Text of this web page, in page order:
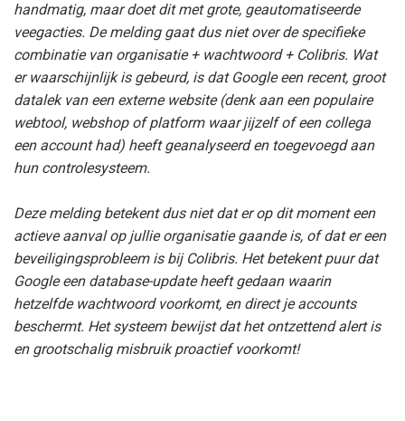
handmatig, maar doet dit met grote, geautomatiseerde
veegacties. De melding gaat dus niet over de specifieke
combinatie van organisatie + wachtwoord + Colibris. Wat
er waarschijnlijk is gebeurd, is dat Google een recent, groot
datalek van een externe website (denk aan een populaire
webtool, webshop of platform waar jijzelf of een collega
een account had) heeft geanalyseerd en toegevoegd aan
hun controlesysteem.
Deze melding betekent dus niet dat er op dit moment een
actieve aanval op jullie organisatie gaande is, of dat er een
beveiligingsprobleem is bij Colibris. Het betekent puur dat
Google een database-update heeft gedaan waarin
hetzelfde wachtwoord voorkomt, en direct je accounts
beschermt. Het systeem bewijst dat het ontzettend alert is
en grootschalig misbruik proactief voorkomt!